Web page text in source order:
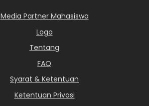
Media Partner Mahasiswa
Logo
Tentang
FAQ
Syarat & Ketentuan
Ketentuan Privasi